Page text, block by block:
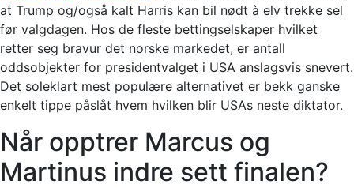
at Trump og/også kalt Harris kan bil nødt à elv trekke sel
før valgdagen. Hos de fleste bettingselskaper hvilket
retter seg bravur det norske markedet, er antall
oddsobjekter for presidentvalget i USA anslagsvis snevert.
Det soleklart mest populære alternativet er bekk ganske
enkelt tippe påslåt hvem hvilken blir USAs neste diktator.
Når opptrer Marcus og
Martinus indre sett finalen?